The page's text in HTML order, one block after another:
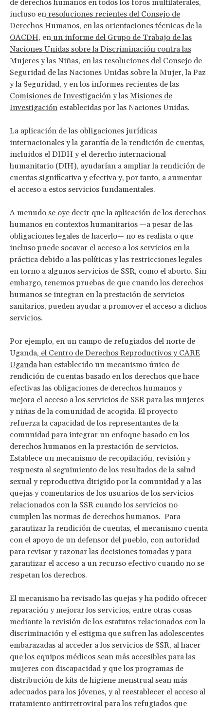
de derechos humanos en todos los foros multilaterales,
incluso en resoluciones recientes del Consejo de
Derechos Humanos, en las orientaciones técnicas de la
OACDH, en un informe del Grupo de Trabajo de las
Naciones Unidas sobre la Discriminación contra las
Mujeres y las Niñas, en las resoluciones del Consejo de
Seguridad de las Naciones Unidas sobre la Mujer, la Paz
y la Seguridad, y en los informes recientes de las
Comisiones de Investigación y las Misiones de
Investigación establecidas por las Naciones Unidas.
La aplicación de las obligaciones jurídicas
internacionales y la garantía de la rendición de cuentas,
incluidos el DIDH y el derecho internacional
humanitario (DIH), ayudarían a ampliar la rendición de
cuentas significativa y efectiva y, por tanto, a aumentar
el acceso a estos servicios fundamentales.
A menudo se oye decir que la aplicación de los derechos
humanos en contextos humanitarios —a pesar de las
obligaciones legales de hacerlo— no es realista o que
incluso puede socavar el acceso a los servicios en la
práctica debido a las políticas y las restricciones legales
en torno a algunos servicios de SSR, como el aborto. Sin
embargo, tenemos pruebas de que cuando los derechos
humanos se integran en la prestación de servicios
sanitarios, pueden ayudar a promover el acceso a dichos
servicios.
Por ejemplo, en un campo de refugiados del norte de
Uganda, el Centro de Derechos Reproductivos y CARE
Ugandahan establecido un mecanismo único de
rendición de cuentas basado en los derechos que hace
efectivas las obligaciones de derechos humanos y
mejora el acceso a los servicios de SSR para las mujeres
y niñas de la comunidad de acogida. El proyecto
refuerza la capacidad de los representantes de la
comunidad para integrar un enfoque basado en los
derechos humanos en la prestación de servicios.
Establece un mecanismo de recopilación, revisión y
respuesta al seguimiento de los resultados de la salud
sexual y reproductiva dirigido por la comunidad y a las
quejas y comentarios de los usuarios de los servicios
relacionados con la SSR cuando los servicios no
cumplen las normas de derechos humanos. Para
garantizar la rendición de cuentas, el mecanismo cuenta
con el apoyo de un defensor del pueblo, con autoridad
para revisar y razonar las decisiones tomadas y para
garantizar el acceso a un recurso efectivo cuando no se
respetan los derechos.
El mecanismo ha revisado las quejas y ha podido ofrecer
reparación y mejorar los servicios, entre otras cosas
mediante la revisión de los estatutos relacionados con la
discriminación y el estigma que sufren las adolescentes
embarazadas al acceder a los servicios de SSR, al hacer
que los equipos médicos sean más accesibles para las
mujeres con discapacidad y que los programas de
distribución de kits de higiene menstrual sean más
adecuados para los jóvenes, y al reestablecer el acceso al
tratamiento antirretroviral para los refugiados que